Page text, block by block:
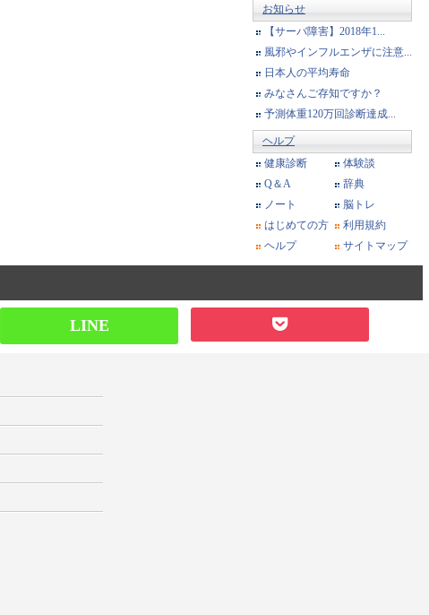
お知らせ
【サーバ障害】2018年1...
風邪やインフルエンザに注意...
日本人の平均寿命
みなさんご存知ですか？
予測体重120万回診断達成...
ヘルプ
健康診断
体験談
Q＆A
辞典
ノート
脳トレ
はじめての方
利用規約
ヘルプ
サイトマップ
LINE